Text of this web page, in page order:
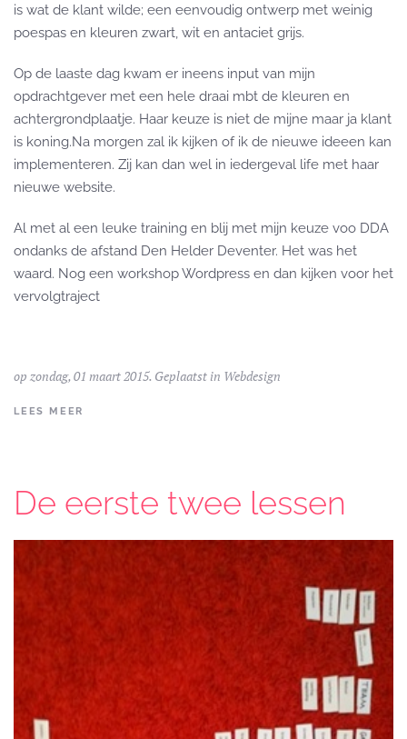
is wat de klant wilde; een eenvoudig ontwerp met weinig
poespas en kleuren zwart, wit en antaciet grijs.
Op de laaste dag kwam er ineens input van mijn
opdrachtgever met een hele draai mbt de kleuren en
achtergrondplaatje. Haar keuze is niet de mijne maar ja klant
is koning.Na morgen zal ik kijken of ik de nieuwe ideeen kan
implementeren. Zij kan dan wel in iedergeval life met haar
nieuwe website.
Al met al een leuke training en blij met mijn keuze voo DDA
ondanks de afstand Den Helder Deventer. Het was het
waard. Nog een workshop Wordpress en dan kijken voor het
vervolgtraject
op zondag, 01 maart 2015. Geplaatst in Webdesign
LEES MEER
De eerste twee lessen